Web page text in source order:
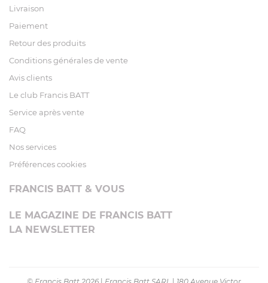
Livraison
Paiement
Retour des produits
Conditions générales de vente
Avis clients
Le club Francis BATT
Service après vente
FAQ
Nos services
Préférences cookies
FRANCIS BATT & VOUS
LE MAGAZINE DE FRANCIS BATT
LA NEWSLETTER